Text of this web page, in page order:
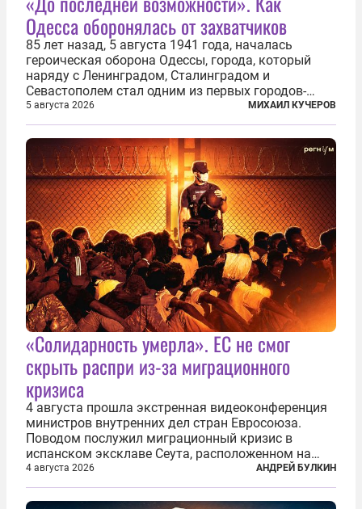
Одесса оборонялась от захватчиков
85 лет назад, 5 августа 1941 года, началась
героическая оборона Одессы, города, который
наряду с Ленинградом, Сталинградом и
Севастополем стал одним из первых городов-
героев. Историки приводят фразу из телеграммы
Иосифа Сталина, датированной сентябрем 1941-
го: «Прошу героических участников обороны...
5 августа 2026 МИХАИЛ КУЧЕРОВ
«Солидарность умерла». ЕС не смог
скрыть распри из-за миграционного
кризиса
4 августа прошла экстренная видеоконференция
министров внутренних дел стран Евросоюза.
Поводом послужил миграционный кризис в
испанском эксклаве Сеута, расположенном на
северном побережье Африки. В конце июля
границу между Марокко и испанской территорией
прорвали до 72 тысяч мигрантов. Подавляющее...
4 августа 2026 АНДРЕЙ БУЛКИН